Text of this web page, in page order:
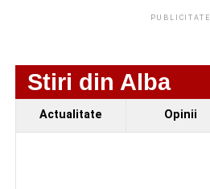
PUBLICITATE
Stiri din Alba
Actualitate Opinii